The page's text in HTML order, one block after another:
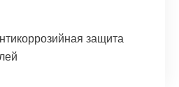
защита